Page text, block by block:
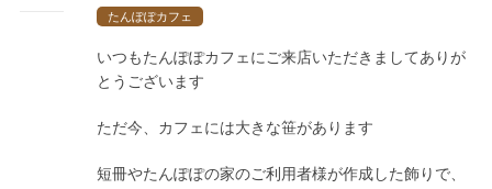
たんぽぽカフェ
いつもたんぽぽカフェにご来店いただきましてありが
とうございます
ただ今、カフェには大きな笹があります
短冊やたんぽぽの家のご利用者様が作成した飾りで、